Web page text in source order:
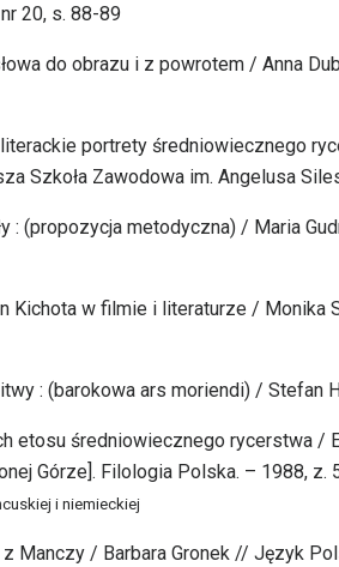
20, s. 88-89
do obrazu i z powrotem / Anna
portrety średniowiecznego
Szkoła Zawodowa im. Angelusa
: (propozycja metodyczna) / Maria
Kichota w filmie i literaturze /
: (barokowa ars moriendi) / Stefan
etosu średniowiecznego rycerstwa /
Górze]. Filologia Polska. – 1988, z.
i niemieckiej
Manczy / Barbara Gronek // Język